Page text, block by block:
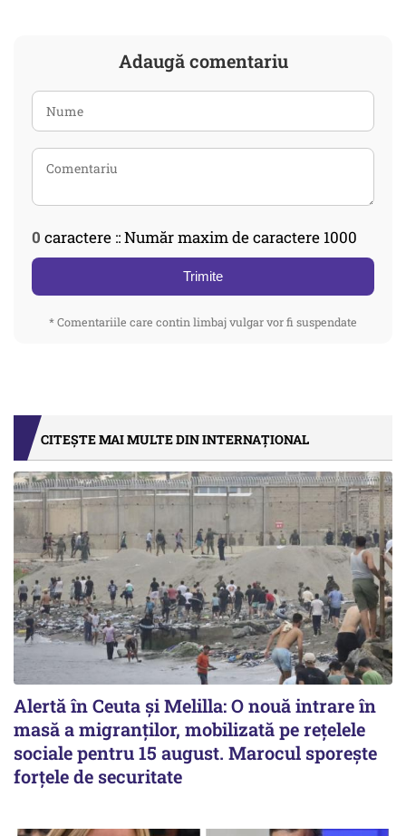
Adaugă comentariu
0 caractere :: Număr maxim de caractere 1000
Trimite
* Comentariile care contin limbaj vulgar vor fi suspendate
CITEȘTE MAI MULTE DIN INTERNAȚIONAL
Alertă în Ceuta și Melilla: O nouă intrare în
masă a migranților, mobilizată pe rețelele
sociale pentru 15 august. Marocul sporește
forțele de securitate